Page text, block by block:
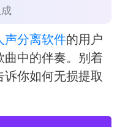
声分离软件的用户
曲中的伴奏。别着
你如何无损提取